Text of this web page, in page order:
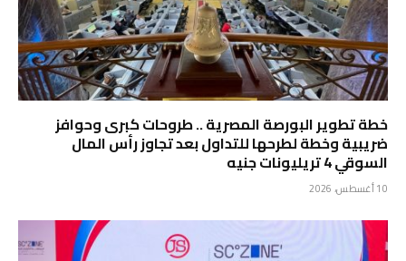
خطة تطوير البورصة المصرية .. طروحات كبرى وحوافز
ضريبية وخطة لطرحها للتداول بعد تجاوز رأس المال
السوقي 4 تريليونات جنيه
10 أغسطس، 2026